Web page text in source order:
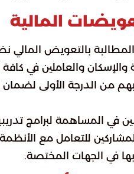
المالية
بالتعويض المالي
والعاملين في كافة
من الدرجة الأولى
في المساهمة لبرامج
للتعامل مع
بها في الجهات المختصة.